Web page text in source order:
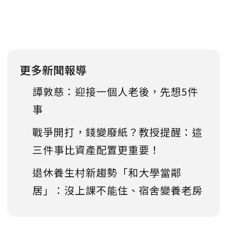
更多新聞報導
譚敦慈：迎接一個人老後，先想5件
事
戰爭開打，錢變廢紙？教授提醒：這
三件事比資產配置更重要！
退休養生村新趨勢「和大學當鄰
居」：沒上課不能住、宿舍變養老房